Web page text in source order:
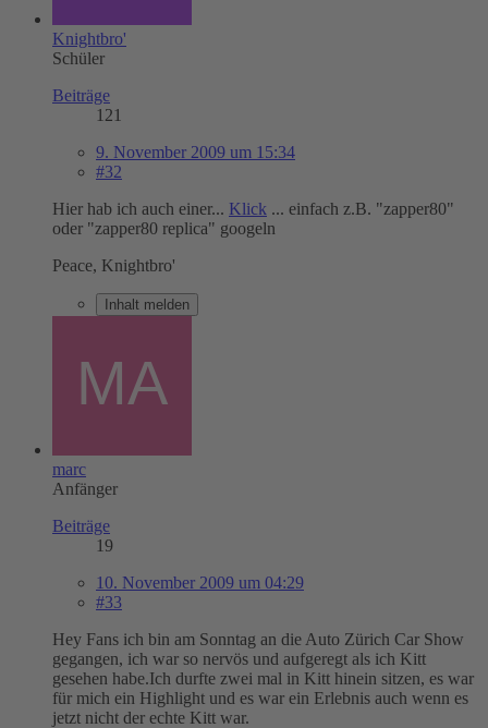
Knightbro'
Schüler
Beiträge
121
9. November 2009 um 15:34
#32
Hier hab ich auch einer... Klick ... einfach z.B. "zapper80"
oder "zapper80 replica" googeln
Peace, Knightbro'
Inhalt melden
marc
Anfänger
Beiträge
19
10. November 2009 um 04:29
#33
Hey Fans ich bin am Sonntag an die Auto Zürich Car Show
gegangen, ich war so nervös und aufgeregt als ich Kitt
gesehen habe.Ich durfte zwei mal in Kitt hinein sitzen, es war
für mich ein Highlight und es war ein Erlebnis auch wenn es
jetzt nicht der echte Kitt war.